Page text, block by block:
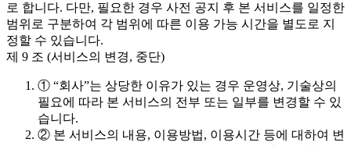
로 합니다. 다만, 필요한 경우 사전 공지 후 본 서비스를 일정한
범위로 구분하여 각 범위에 따른 이용 가능 시간을 별도로 지
정할 수 있습니다.
제 9 조 (서비스의 변경, 중단)
① “회사”는 상당한 이유가 있는 경우 운영상, 기술상의
필요에 따라 본 서비스의 전부 또는 일부를 변경할 수 있
습니다.
② 본 서비스의 내용, 이용방법, 이용시간 등에 대하여 변